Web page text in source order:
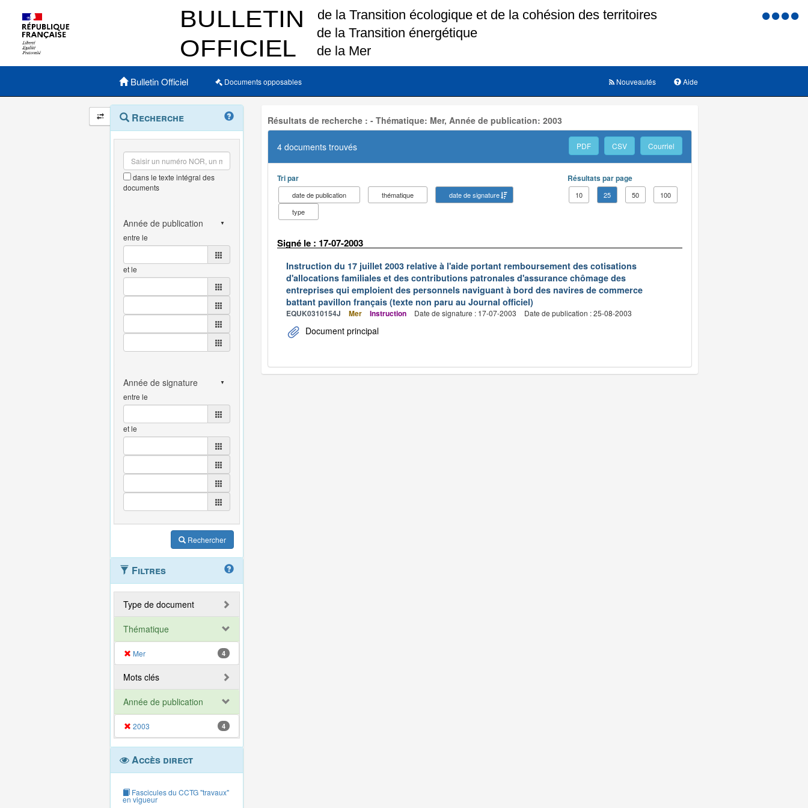
Menu
Menu principal
Bulletin Officiel Documents opposables Aide
Nouveautés
Navigation
et
outils
annexes
Menu
contextuel
Recherche
dans le texte intégral des
documents
entre le
et le
entre le
et le
Rechercher
Filtres
Type de document
Thématique
Mer 4
Mots clés
Année de publication
2003 4
Accès direct
Fascicules du CCTG "travaux"
en vigueur
Résultats de recherche : - Thématique: Mer, Année de publication: 2003
4 documents trouvés PDF CSV Courriel
Tri par
date de publication thématique
date de signature
type
Résultats par page
10 25 50 100
Signé le : 17-07-2003
Instruction du 17 juillet 2003 relative à l'aide portant remboursement des cotisations
d'allocations familiales et des contributions patronales d'assurance chômage des
entreprises qui emploient des personnels naviguant à bord des navires de commerce
battant pavillon français (texte non paru au Journal officiel)
EQUK0310154J Mer Instruction Date de signature : 17-07-2003 Date de publication : 25-08-2003
Document principal